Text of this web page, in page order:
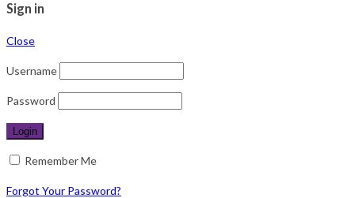
Sign in
Close
Username
Password
Remember Me
Forgot Your Password?